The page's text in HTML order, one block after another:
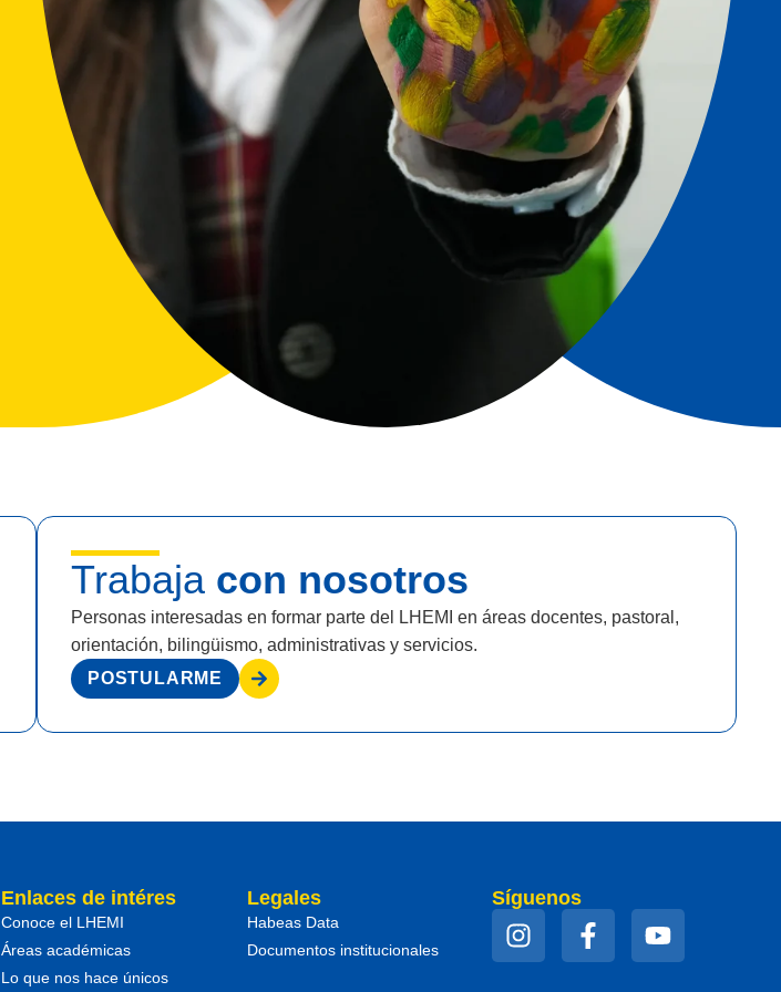
Trabaja con nosotros
Personas interesadas en formar parte del LHEMI en áreas docentes, pastoral,
orientación, bilingüismo, administrativas y servicios.
POSTULARME
Enlaces de intéres
Conoce el LHEMI
Áreas académicas
Lo que nos hace únicos
Legales
Habeas Data
Documentos institucionales
Síguenos